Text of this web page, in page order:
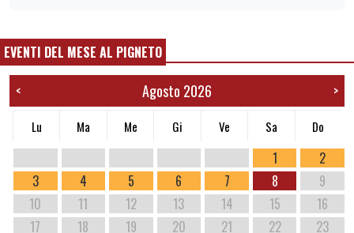
EVENTI DEL MESE AL PIGNETO
< Agosto 2026 >
Lu Ma Me Gi Ve Sa Do
1
2
3
4 5 6 7 8
9
10
11 12 13 14 15
16
17
18 19 20 21 22 23